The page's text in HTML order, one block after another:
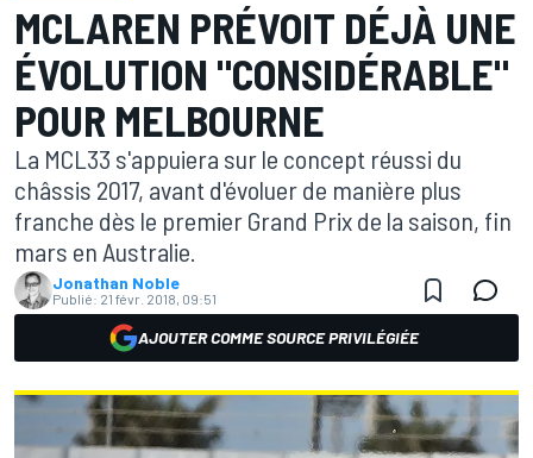
MCLAREN PRÉVOIT DÉJÀ UNE
ÉVOLUTION "CONSIDÉRABLE"
POUR MELBOURNE
La MCL33 s'appuiera sur le concept réussi du
châssis 2017, avant d'évoluer de manière plus
franche dès le premier Grand Prix de la saison, fin
mars en Australie.
Jonathan Noble
Publié: 21 févr. 2018, 09:51
AJOUTER COMME SOURCE PRIVILÉGIÉE